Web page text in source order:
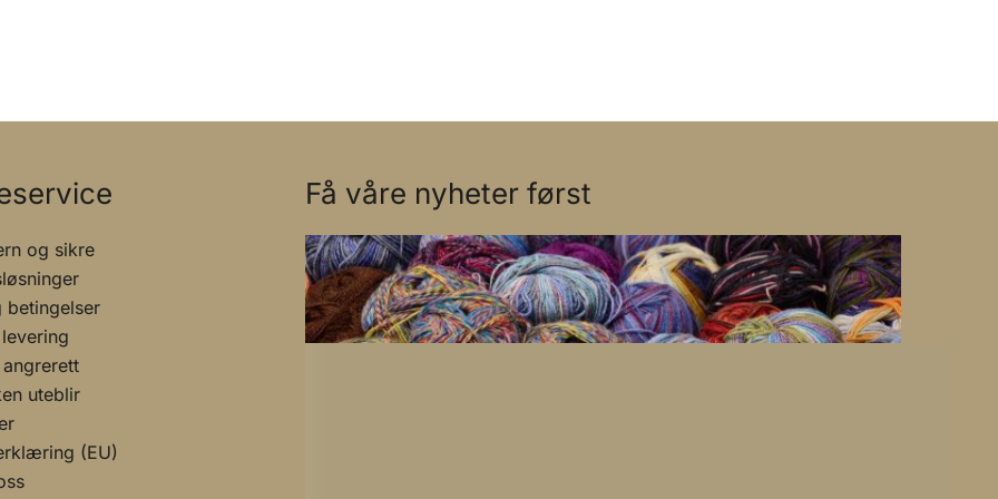
og sikre
betingelser
uteblir
(EU)
Få våre nyheter først